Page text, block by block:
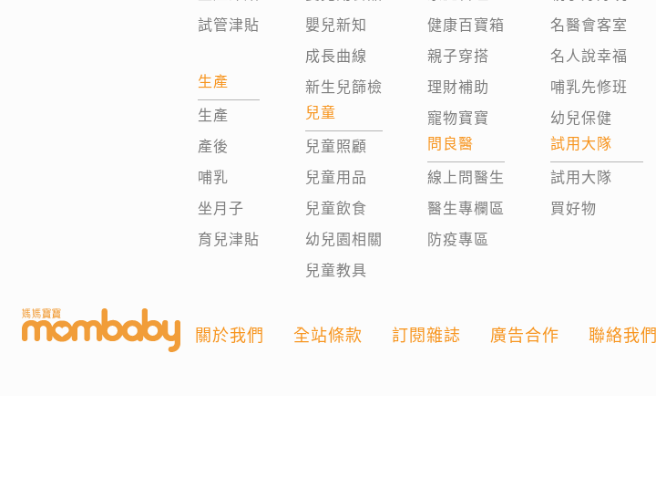
試管津貼
生產
生產
產後
哺乳
坐月子
育兒津貼
嬰兒新知
成長曲線
新生兒篩檢
兒童
兒童照顧
兒童用品
兒童飲食
幼兒園相關
兒童教具
健康百寶箱
親子穿搭
理財補助
寵物寶寶
問良醫
線上問醫生
醫生專欄區
防疫專區
名醫會客室
名人說幸福
哺乳先修班
幼兒保健
試用大隊
試用大隊
買好物
關於我們 全站條款 訂閱雜誌 廣告合作 聯絡我們